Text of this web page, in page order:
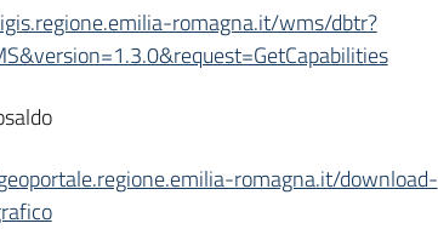
romagna.it/wms/dbtr?
romagna.it/download-